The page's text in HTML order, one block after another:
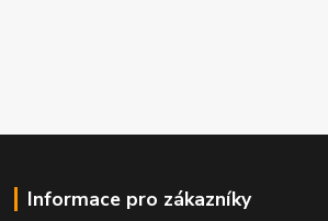
Informace pro zákazníky